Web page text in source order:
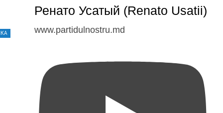
Ренато Усатый (Renato Usatii)
www.partidulnostru.md